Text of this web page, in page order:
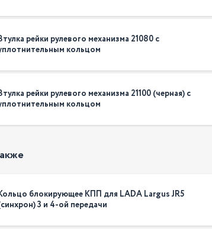
рейки рулевого механизма 21080 с
кольцом
рейки рулевого механизма 21100 (черная) с
кольцом
блокирующее КПП для LADA Largus JR5
3 и 4-ой передачи